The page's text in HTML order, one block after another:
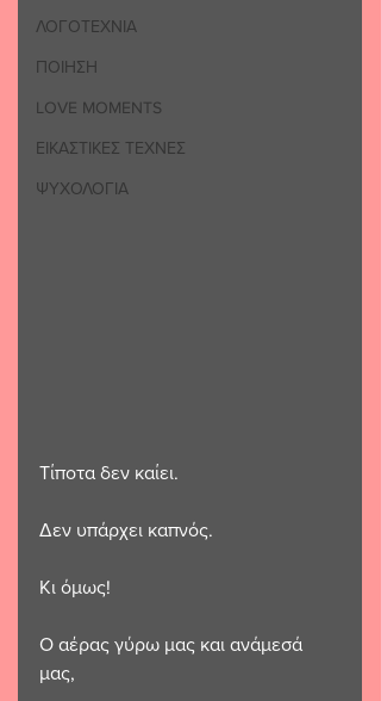
ΛΟΓΟΤΕΧΝΙΑ
ΠΟΙΗΣΗ
LOVE MOMENTS
ΕΙΚΑΣΤΙΚΕΣ ΤΕΧΝΕΣ
ΨΥΧΟΛΟΓΙΑ
Τίποτα δεν καίει.
Δεν υπάρχει καπνός.
Κι όμως!
Ο αέρας γύρω μας και ανάμεσά
μας,